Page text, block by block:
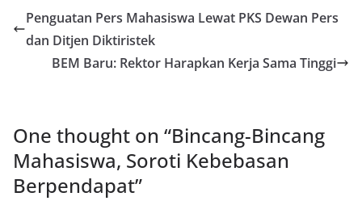
Penguatan Pers Mahasiswa Lewat PKS Dewan Pers
dan Ditjen Diktiristek
BEM Baru: Rektor Harapkan Kerja Sama Tinggi
One thought on “Bincang-Bincang
Mahasiswa, Soroti Kebebasan
Berpendapat”